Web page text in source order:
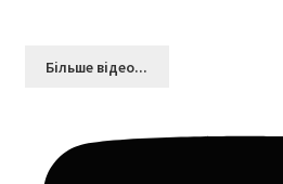
Більшe відео...